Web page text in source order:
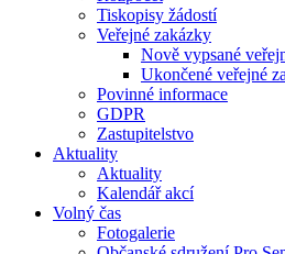
Tiskopisy žádostí
Veřejné zakázky
Nově vypsané
Ukončené veřejné
Povinné informace
GDPR
Zastupitelstvo
Aktuality
Aktuality
Kalendář akcí
Volný čas
Fotogalerie